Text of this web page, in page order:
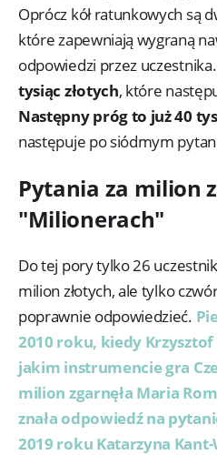
Oprócz kół ratunkowych są
które zapewniają wygraną
odpowiedzi przez uczestnika.
tysiąc złotych, które
Następny próg to już 40
następuje po siódmym
Pytania za milion
"Milionerach"
Do tej pory tylko 26
milion złotych, ale tylko
poprawnie odpowiedzieć.
2010 roku, kiedy Krzysztof
jakim instrumencie gra
milion zgarnęła Maria
znała odpowiedź na
2019 roku Katarzyna Kant-